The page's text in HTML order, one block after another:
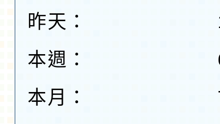
昨天：
本週：
本月：